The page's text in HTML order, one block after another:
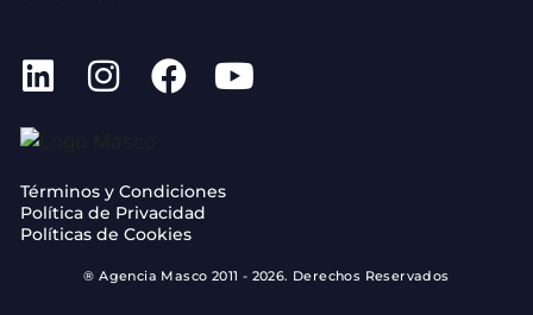
Términos y Condiciones
Política de Privacidad
Políticas de Cookies
® Agencia Masco 2011 - 2026. Derechos Reservados